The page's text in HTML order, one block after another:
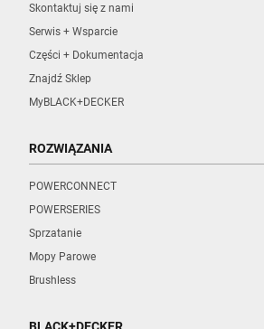
Skontaktuj się z nami
Serwis + Wsparcie
Części + Dokumentacja
Znajdź Sklep
MyBLACK+DECKER
ROZWIĄZANIA
POWERCONNECT
POWERSERIES
Sprzatanie
Mopy Parowe
Brushless